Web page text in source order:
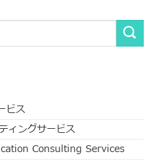
ビス
ィングサービス
Consulting Services